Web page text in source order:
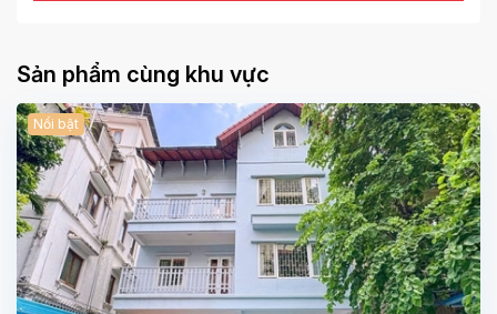
Sản phẩm cùng khu vực
Nổi bật